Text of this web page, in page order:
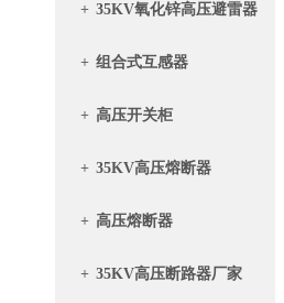
+ 35KV氧化锌高压避雷器
+ 组合式互感器
+ 高压开关柜
+ 35KV高压熔断器
+ 高压熔断器
+ 35KV高压断路器厂家